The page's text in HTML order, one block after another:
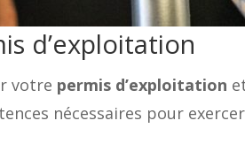
d’exploitation
votre permis d’exploitation
nécessaires pour